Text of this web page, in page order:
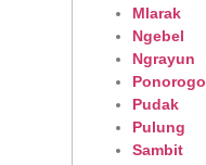
Mlarak
Ngebel
Ngrayun
Ponorogo
Pudak
Pulung
Sambit